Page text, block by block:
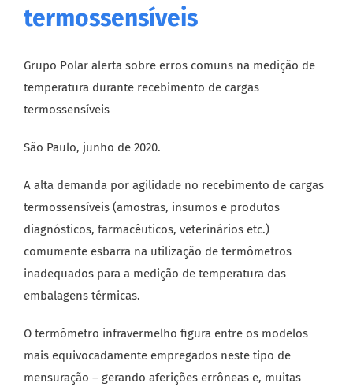
termossensíveis
Grupo Polar alerta sobre erros comuns na medição de
temperatura durante recebimento de cargas
termossensíveis
São Paulo, junho de 2020.
A alta demanda por agilidade no recebimento de cargas
termossensíveis (amostras, insumos e produtos
diagnósticos, farmacêuticos, veterinários etc.)
comumente esbarra na utilização de termômetros
inadequados para a medição de temperatura das
embalagens térmicas.
O termômetro infravermelho figura entre os modelos
mais equivocadamente empregados neste tipo de
mensuração – gerando aferições errôneas e, muitas